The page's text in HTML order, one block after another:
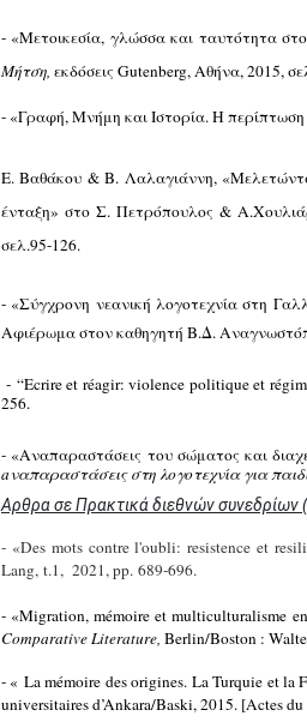
- «Μετοικεσία, γλώσσα και ταυτότητα
Μήτση, εκδόσεις Gutenberg, Αθήνα, 2015,
- «Γραφή, Μνήμη και Ιστορία. Η
Ε. Βαθάκου & Β. Λαλαγιάννη,
ένταξη»στο Σ. Πετρόπουλος &
σελ.95-126.
- «Σύγχρονη νεανική λογοτεχνία στη
Αφιέρωμα στον καθηγητή Β.Δ.
- “Ecrire et réagir: violence politique et
256.
- «Αναπαραστάσεις του σώματος και
aναπαραστάσεις στη λογοτεχνία για
Αρθρα σε Πρακτικά διεθνών συνεδρίων
- «Des mots contre l'oubli: resistence et
Lang, t.1, 2021, pp. 689-696.
- «Μigration, mémoire et multiculturalisme
Comparative Literature, Berlin/Boston :
- « La mémoire des origines. La Turquie et la
universitaires d’Ankara/Baski, 2015. [Actes